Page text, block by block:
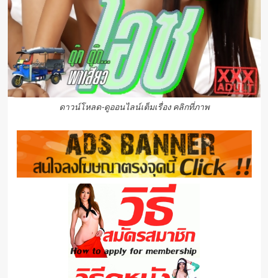
ดาวน์โหลด-ดูออนไลน์เต็มเรื่อง คลิกที่ภาพ